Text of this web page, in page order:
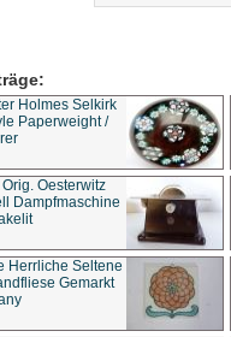
Holmes Selkirk
Paperweight /
Oesterwitz
Dampfmaschine
Herrliche Seltene
Gemarkt